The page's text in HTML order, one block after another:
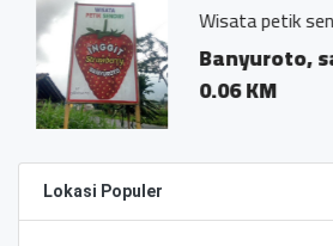
Wisata petik
Banyuroto,
0.06 KM
Lokasi Populer